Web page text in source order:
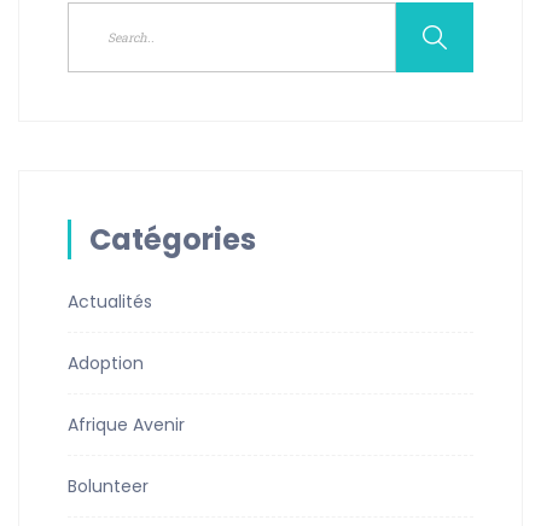
Catégories
Actualités
Adoption
Afrique Avenir
Bolunteer